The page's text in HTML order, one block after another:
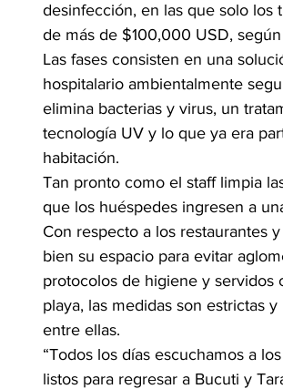
desinfección, en las que solo los
de más de $100,000 USD,
Las fases consisten en una
hospitalario ambientalmente
elimina bacterias y virus, un
tecnología UV y lo que ya era
habitación.
Tan pronto como el staff limpia
que los huéspedes ingresen a
Con respecto a los restaurantes
bien su espacio para evitar
protocolos de higiene y servidos
playa, las medidas son estrictas
entre ellas.
“Todos los días escuchamos a
listos para regresar a Bucuti y